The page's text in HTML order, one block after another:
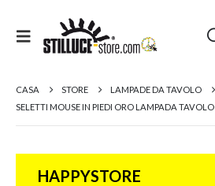
CASA STORE
LAMPADE DA TAVOLO
SELETTI MOUSE IN PIEDI ORO LAMPADA TAVOLO
HAPPYSTORE